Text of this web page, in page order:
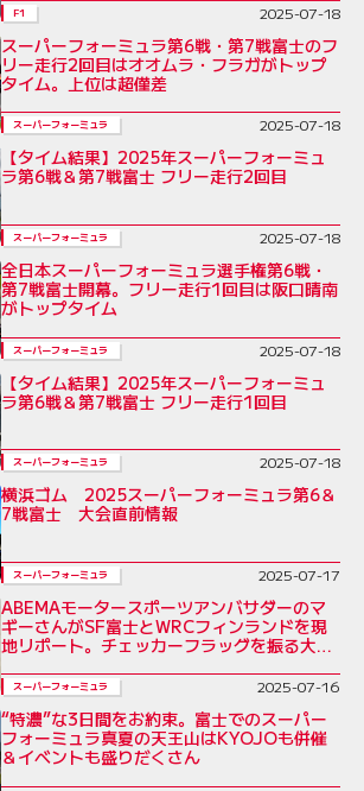
F1 2025-07-18
スーパーフォーミュラ第6戦・第7戦富士のフ
リー走行2回目はオオムラ・フラガがトップ
タイム。上位は超僅差
スーパーフォーミュラ 2025-07-18
【タイム結果】2025年スーパーフォーミュ
ラ第6戦＆第7戦富士 フリー走行2回目
スーパーフォーミュラ 2025-07-18
全日本スーパーフォーミュラ選手権第6戦・
第7戦富士開幕。フリー走行1回目は阪口晴南
がトップタイム
スーパーフォーミュラ 2025-07-18
【タイム結果】2025年スーパーフォーミュ
ラ第6戦＆第7戦富士 フリー走行1回目
スーパーフォーミュラ 2025-07-18
横浜ゴム 2025スーパーフォーミュラ第6＆
7戦富士 大会直前情報
スーパーフォーミュラ 2025-07-17
ABEMAモータースポーツアンバサダーのマ
ギーさんがSF富士とWRCフィンランドを現
地リポート。チェッカーフラッグを振る大役
スーパーフォーミュラ 2025-07-16
“特濃”な3日間をお約束。富士でのスーパー
フォーミュラ真夏の天王山はKYOJOも併催
＆イベントも盛りだくさん